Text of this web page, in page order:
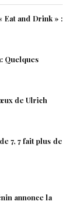
Eat and Drink » :
Quelques
de Ulrich
7, 7 fait plus de
annonce la